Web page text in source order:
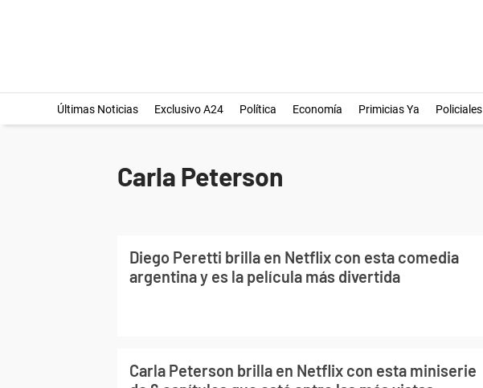
Últimas Noticias Exclusivo A24 Política Economía Primicias Ya Policiales
Carla Peterson
Diego Peretti brilla en Netflix con esta comedia
argentina y es la película más divertida
Carla Peterson brilla en Netflix con esta miniserie